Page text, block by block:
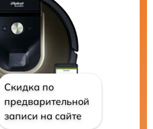
Скидка по
предварительной
записи на сайте